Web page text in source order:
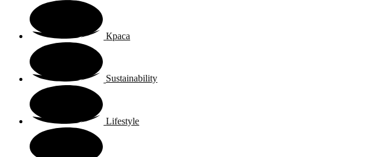
Краса
Sustainability
Lifestyle